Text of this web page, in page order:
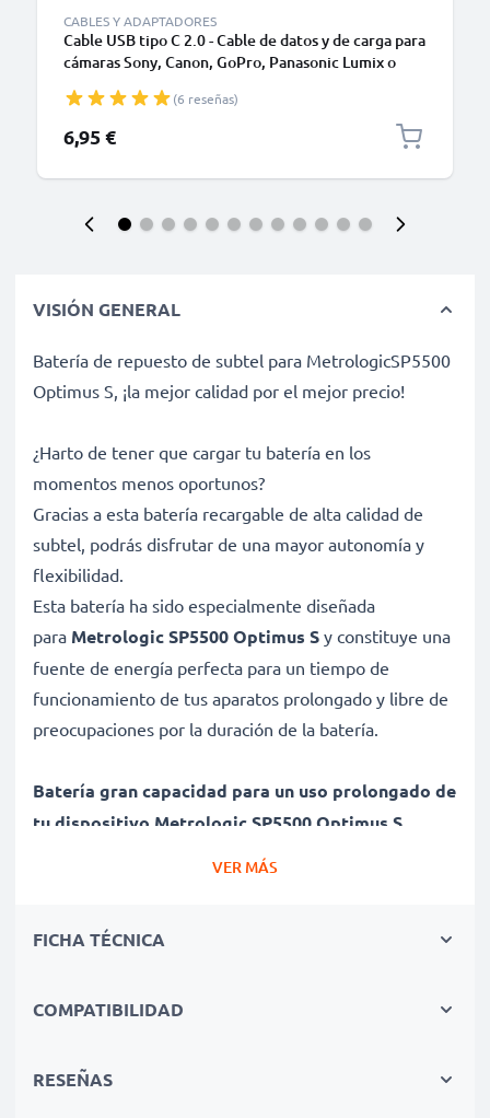
CABLES Y ADAPTADORES
Cable USB tipo C 2.0 - Cable de datos y de carga para
cámaras Sony, Canon, GoPro, Panasonic Lumix o
cargador USB tipo C(6 reseñas)
6,95 €
VISIÓN GENERAL
Batería de repuesto de subtel para MetrologicSP5500
Optimus S, ¡la mejor calidad por el mejor precio!
¿Harto de tener que cargar tu batería en los
momentos menos oportunos?
Gracias a esta batería recargable de alta calidad de
subtel, podrás disfrutar de una mayor autonomía y
flexibilidad.
Esta batería ha sido especialmente diseñada
para Metrologic SP5500 Optimus S y constituye una
fuente de energía perfecta para un tiempo de
funcionamiento de tus aparatos prolongado y libre de
preocupaciones por la duración de la batería.
Batería gran capacidad para un uso prolongado de
tu dispositivo Metrologic SP5500 Optimus S
✔ Batería recargable con gran capacidad 750mAh y
incluso después de un uso prolongado - Tecnología de
✔ Seguridad certificada - Protección contra el
para una larga vida útil
VER MÁS
FICHA TÉCNICA
COMPATIBILIDAD
RESEÑAS